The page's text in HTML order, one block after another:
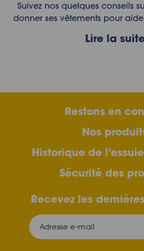
Suivez nos quelques conseils
donner ses vêtements pour
Lire la
Restons en
Nos
Historique de
Sécurité des
Recevez les
Adresse e-mail